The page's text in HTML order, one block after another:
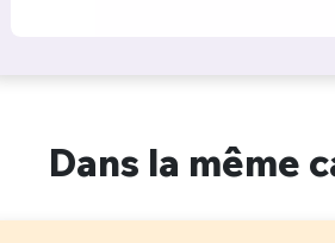
Dans la même